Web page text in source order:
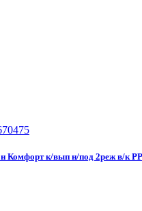
Комфорт к/вып н/под 2реж в/к